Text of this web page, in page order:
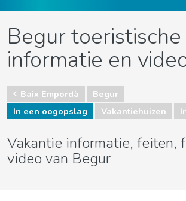
Begur toeristische
informatie en
Baix Empordà
Begur
In een oogopslag
Vakantiehuizen
Vakantie informatie, feiten,
video van Begur